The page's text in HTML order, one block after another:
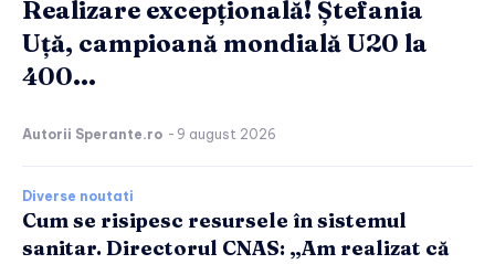
Realizare excepțională! Ștefania
Uță, campioană mondială U20 la
400...
Autorii Sperante.ro - 9 august 2026
Diverse noutati
Cum se risipesc resursele în sistemul
sanitar. Directorul CNAS: „Am realizat că